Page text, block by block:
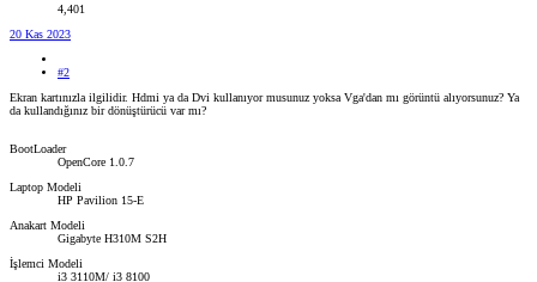
4,401
20 Kas 2023
#2
Ekran kartınızla ilgilidir. Hdmi ya da Dvi kullanıyor musunuz yoksa Vga'dan mı görüntü alıyorsunuz? Ya
da kullandığınız bir dönüştürücü var mı?
BootLoader
OpenCore 1.0.7
Laptop Modeli
HP Pavilion 15-E
Anakart Modeli
Gigabyte H310M S2H
İşlemci Modeli
i3 3110M/ i3 8100